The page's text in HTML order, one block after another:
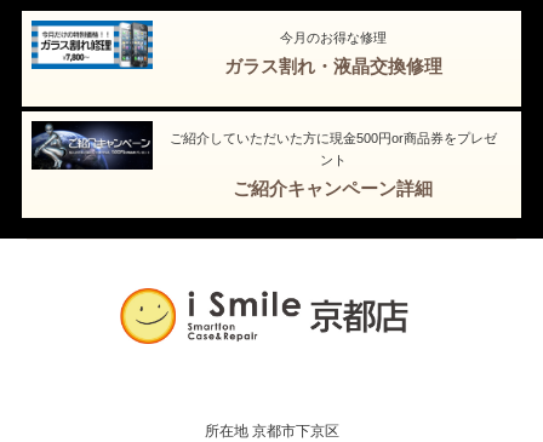
今月のお得な修理
ガラス割れ・液晶交換修理
ご紹介していただいた方に現金500円or商品券をプレゼ
ント
ご紹介キャンペーン詳細
所在地 京都市下京区